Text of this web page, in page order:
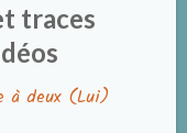
traces
à deux (Lui)